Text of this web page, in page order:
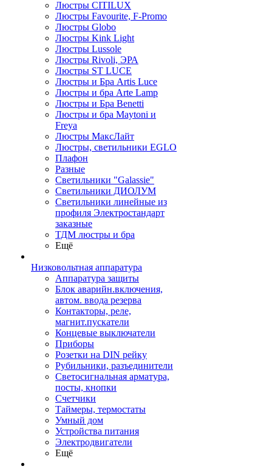
Люстры CITILUX
Люстры Favourite, F-Promo
Люстры Globo
Люстры Kink Light
Люстры Lussole
Люстры Rivoli, ЭРА
Люстры ST LUCE
Люстры и Бра Artis Luce
Люстры и бра Arte Lamp
Люстры и Бра Benetti
Люстры и бра Maytoni и
Freya
Люстры МаксЛайт
Люстры, светильники EGLO
Плафон
Разные
Светильники "Galassie"
Светильники ДИОЛУМ
Светильники линейные из
профиля Электростандарт
заказные
ТДМ люстры и бра
Ещё
Низковольтная аппаратура
Аппаратура защиты
Блок аварийн.включения,
автом. ввода резерва
Контакторы, реле,
магнит.пускатели
Концевые выключатели
Приборы
Розетки на DIN рейку
Рубильники, разъединители
Светосигнальная арматура,
посты, кнопки
Счетчики
Таймеры, термостаты
Умный дом
Устройства питания
Электродвигатели
Ещё